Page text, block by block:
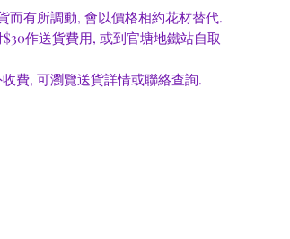
而有所調動, 會以價格相約花材替代.
作送貨費用, 或到官塘地鐵站自取
費, 可瀏覽送貨詳情或聯絡查詢.